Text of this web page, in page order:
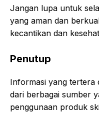
Jangan lupa untuk
yang aman dan
kecantikan dan
Penutup
Informasi yang tertera
dari berbagai sumber
penggunaan produk